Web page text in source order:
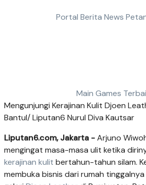
Portal Berita News
Main Games
Mengunjungi Kerajinan Kulit Djoen
Bantul/ Liputan6 Nurul Diva Kautsar
Liputan6.com, Jakarta -Arjuno
mengingat masa-masa ulit ketika
kerajinan kulit bertahun-tahun silam.
membuka bisnis dari rumah